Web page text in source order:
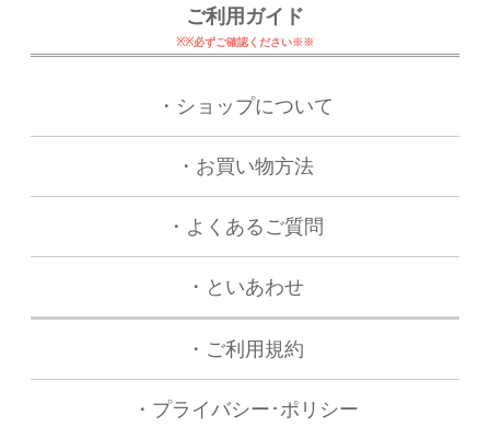
ご利用ガイド
※※必ずご確認ください※※
・ショップについて
・お買い物方法
・よくあるご質問
・といあわせ
・ ご利用規約
・ プライバシー･ポリシー